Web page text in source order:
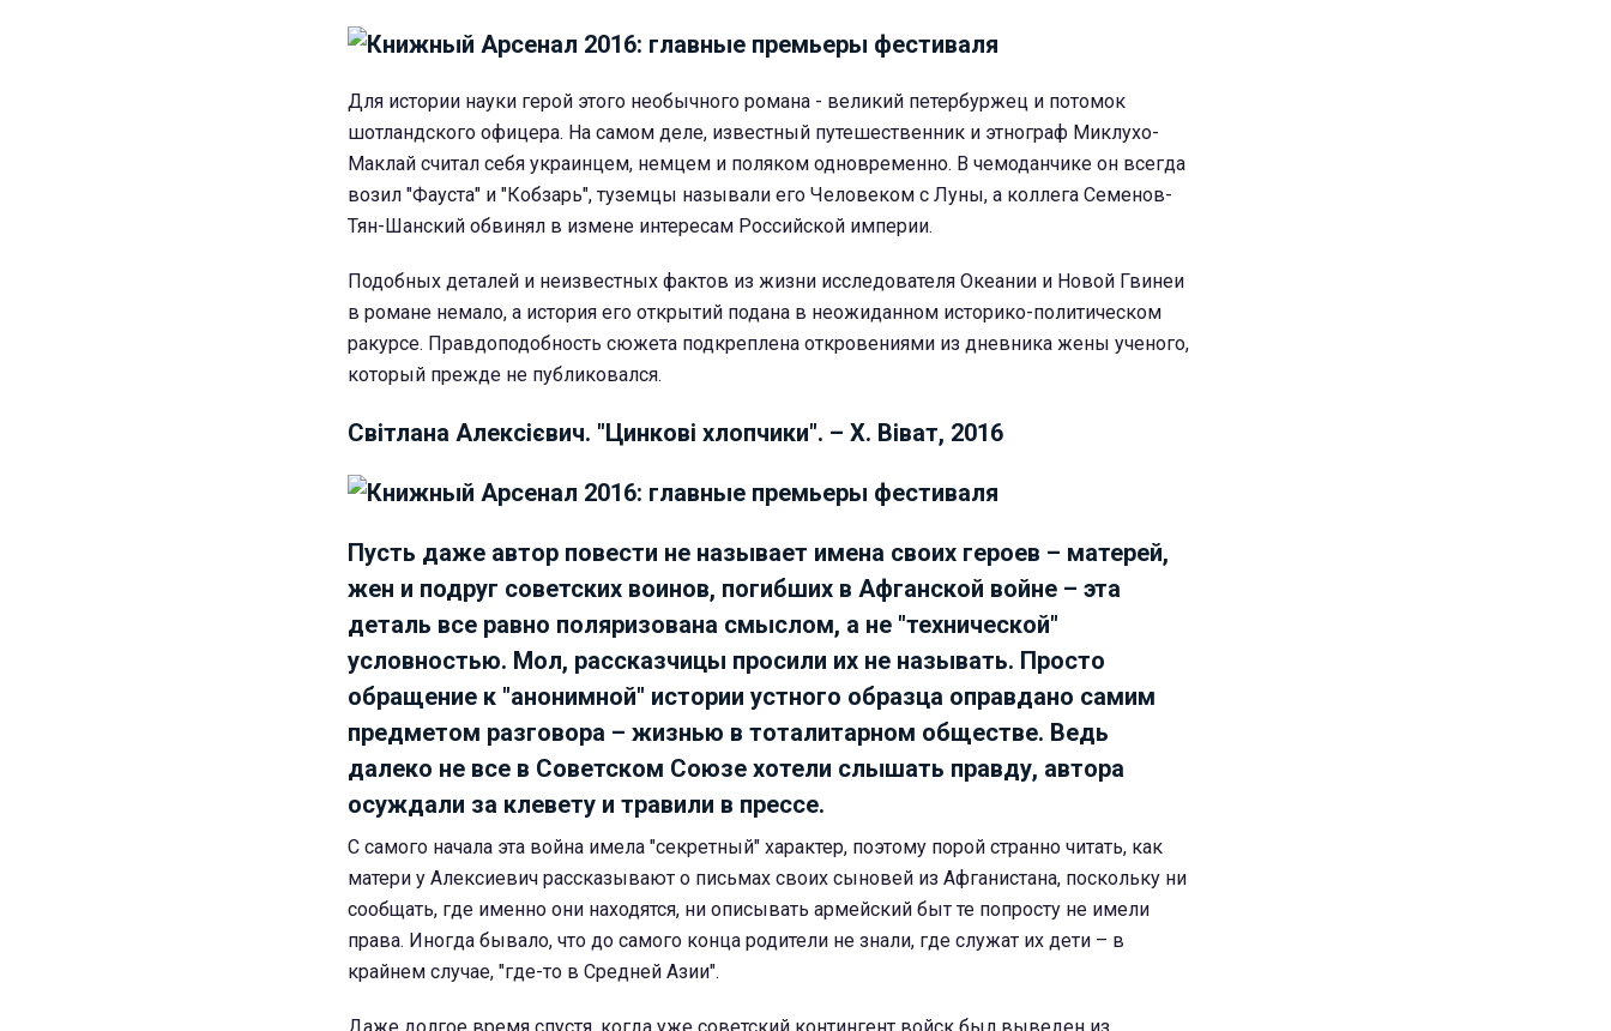
Для истории науки герой этого необычного романа - великий петербуржец и потомок
шотландского офицера. На самом деле, известный путешественник и этнограф Миклухо-
Маклай считал себя украинцем, немцем и поляком одновременно. В чемоданчике он всегда
возил "Фауста" и "Кобзарь", туземцы называли его Человеком с Луны, а коллега Семенов-
Тян-Шанский обвинял в измене интересам Российской империи.
Подобных деталей и неизвестных фактов из жизни исследователя Океании и Новой Гвинеи
в романе немало, а история его открытий подана в неожиданном историко-политическом
ракурсе. Правдоподобность сюжета подкреплена откровениями из дневника жены ученого,
который прежде не публиковался.
Світлана Алексієвич. "Цинкові хлопчики". – Х. Віват, 2016
Пусть даже автор повести не называет имена своих героев – матерей,
жен и подруг советских воинов, погибших в Афганской войне – эта
деталь все равно поляризована смыслом, а не "технической"
условностью. Мол, рассказчицы просили их не называть. Просто
обращение к "анонимной" истории устного образца оправдано самим
предметом разговора – жизнью в тоталитарном обществе. Ведь
далеко не все в Советском Союзе хотели слышать правду, автора
осуждали за клевету и травили в прессе.
С самого начала эта война имела "секретный" характер, поэтому порой странно читать, как
матери у Алексиевич рассказывают о письмах своих сыновей из Афганистана, поскольку ни
сообщать, где именно они находятся, ни описывать армейский быт те попросту не имели
права. Иногда бывало, что до самого конца родители не знали, где служат их дети – в
крайнем случае, "где-то в Средней Азии".